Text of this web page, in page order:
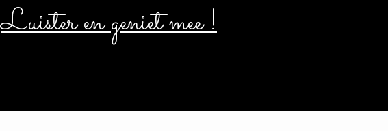
Luister en geniet mee !